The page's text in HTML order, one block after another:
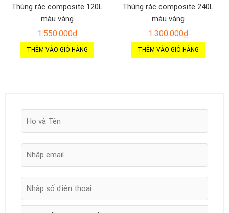
Thùng rác composite 120L
màu vàng
1.550.000₫
THÊM VÀO GIỎ HÀNG
Thùng rác composite 240L
màu vàng
1.300.000₫
THÊM VÀO GIỎ HÀNG